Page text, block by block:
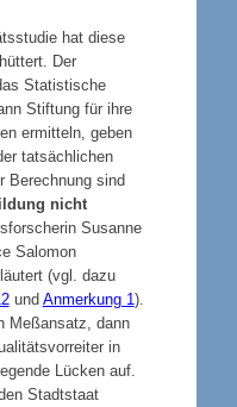
hat diese
. Der
Statistische
Stiftung für ihre
ermitteln, geben
tatsächlichen
Berechnung sind
nicht
Susanne
Salomon
(vgl. dazu
und Anmerkung 1).
Meßansatz, dann
in
Lücken auf.
Stadtstaat